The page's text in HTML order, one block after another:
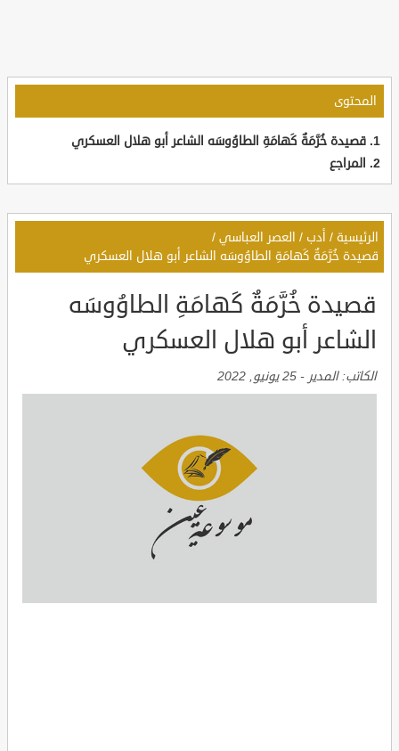
المحتوى
قصيدة خُرَّمَةٌ كَهامَةِ الطاوُوسَه الشاعر أبو هلال العسكري
المراجع
الرئيسية / أدب / العصر العباسي /
قصيدة خُرَّمَةٌ كَهامَةِ الطاوُوسَه الشاعر أبو هلال العسكري
قصيدة خُرَّمَةٌ كَهامَةِ الطاوُوسَه
الشاعر أبو هلال العسكري
الكاتب:المدير - 25 يونيو, 2022